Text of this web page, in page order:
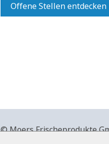
Offene Stellen entdecken
© Moers Frischeprodukte